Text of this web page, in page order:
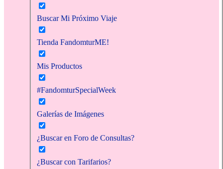
Buscar Mi Próximo Viaje
Tienda FandomturME!
Mis Productos
#FandomturSpecialWeek
Galerías de Imágenes
¿Buscar en Foro de Consultas?
¿Buscar con Tarifarios?